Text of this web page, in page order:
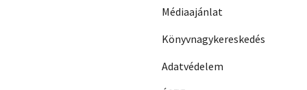
Médiaajánlat
Könyvnagykereskedés
Adatvédelem